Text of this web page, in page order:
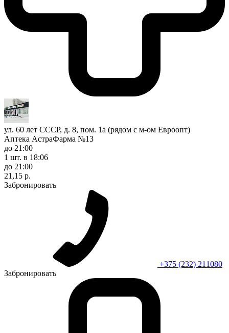
ул. 60 лет СССР, д. 8, пом. 1а (рядом с м-ом Евроопт)
Аптека АстраФарма №13
до 21:00
1 шт. в 18:06
до 21:00
21,15 р.
Забронировать
+375 (232) 211080
Забронировать